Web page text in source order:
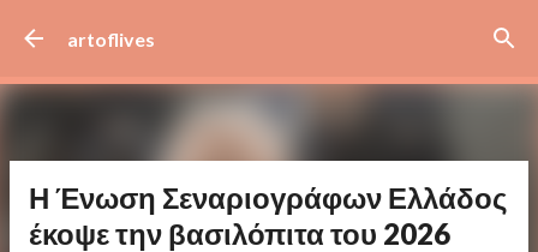
artoflives
Η Ένωση Σεναριογράφων Ελλάδος
έκοψε την βασιλόπιτα του 2026